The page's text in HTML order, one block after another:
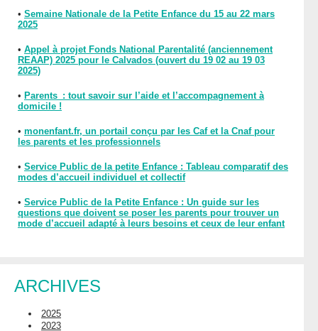
• Semaine Nationale de la Petite Enfance du 15 au 22 mars
2025
• Appel à projet Fonds National Parentalité (anciennement
REAAP) 2025 pour le Calvados (ouvert du 19 02 au 19 03
2025)
• Parents : tout savoir sur l’aide et l’accompagnement à
domicile !
• monenfant.fr, un portail conçu par les Caf et la Cnaf pour
les parents et les professionnels
• Service Public de la petite Enfance : Tableau comparatif des
modes d’accueil individuel et collectif
• Service Public de la Petite Enfance : Un guide sur les
questions que doivent se poser les parents pour trouver un
mode d’accueil adapté à leurs besoins et ceux de leur enfant
ARCHIVES
2025
2023